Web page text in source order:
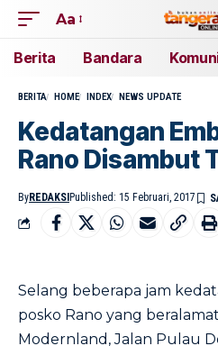
Aa
Berita Bandara
BERITA HOME INDEX NEWS UPDATE
Kedatangan
Rano Disambut
ByREDAKSI Published: 15 Februari, 2017
Selang beberapa jam
posko Rano yang
Modernland, Jalan Pulau